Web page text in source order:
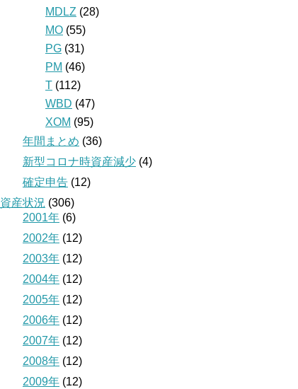
MDLZ (28)
MO (55)
PG (31)
PM (46)
T (112)
WBD (47)
XOM (95)
年間まとめ (36)
新型コロナ時資産減少 (4)
確定申告 (12)
資産状況 (306)
2001年 (6)
2002年 (12)
2003年 (12)
2004年 (12)
2005年 (12)
2006年 (12)
2007年 (12)
2008年 (12)
2009年 (12)